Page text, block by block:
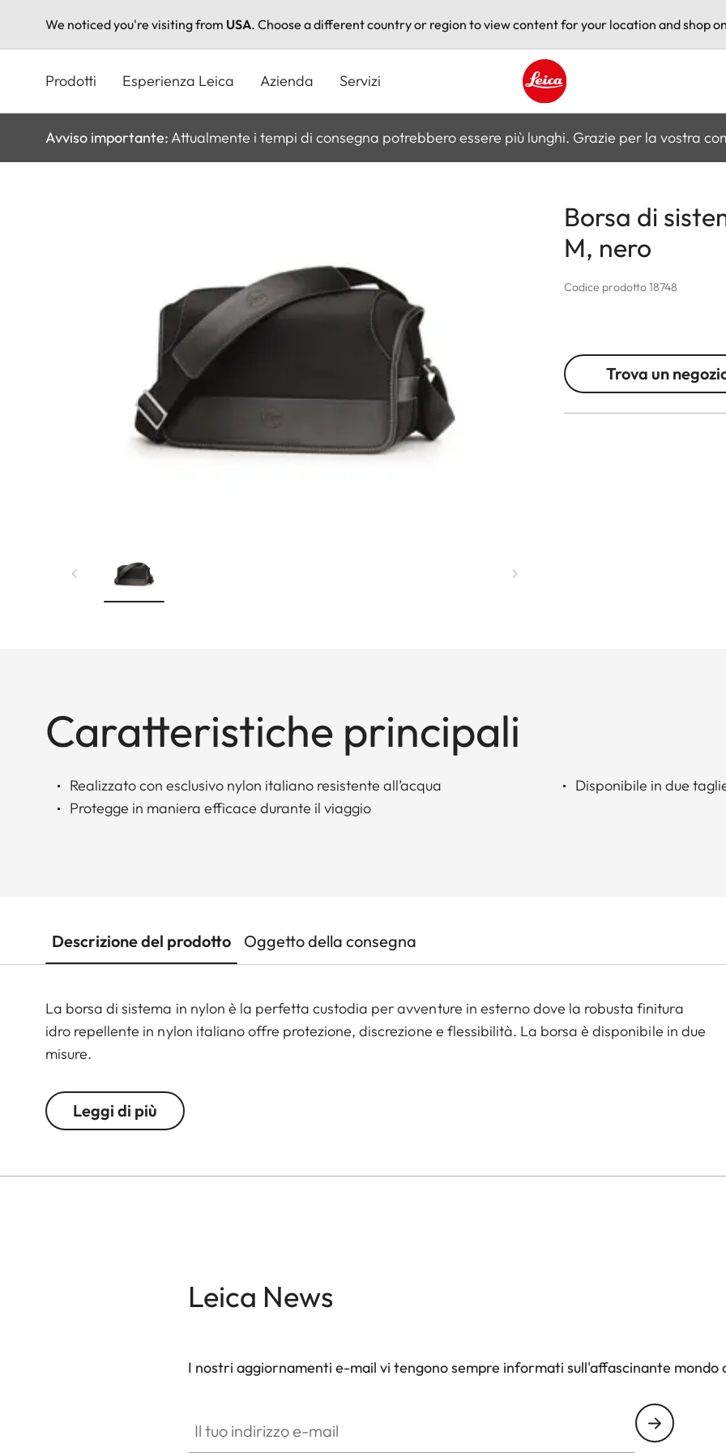
We noticed you're visiting from USA. Choose a different country or region to view content for your location and shop
principale
Prodotti Esperienza Leica Azienda Servizi
Leica logo - Home
Avviso importante: Attualmente i tempi di consegna potrebbero essere più lunghi. Grazie per la vostra
Borsa di
M, nero
Codice prodotto 18748
Trova un
Caratteristiche principali
Realizzato con esclusivo nylon italiano resistente all’acqua
Protegge in maniera efficace durante il viaggio
Disponibile in due
Descrizione del prodotto Oggetto della consegna
La borsa di sistema in nylon è la perfetta custodia per avventure in esterno dove la robusta finitura
idro repellente in nylon italiano offre protezione, discrezione e flessibilità. La borsa è disponibile in due
misure.
Leggi di più
Leica News
I nostri aggiornamenti e-mail vi tengono sempre informati sull'affascinante mondo